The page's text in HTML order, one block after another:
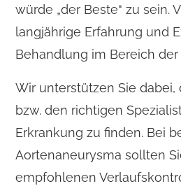
würde „der Beste“ zu sein.
langjährige Erfahrung und
Behandlung im Bereich der
Wir unterstützen Sie dabei,
bzw. den richtigen
Erkrankung zu finden. Bei
Aortenaneurysma sollten
empfohlenen